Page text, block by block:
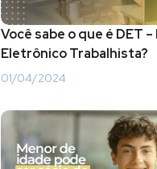
Você sabe o que é DET
Eletrônico Trabalhista?
01/04/2024